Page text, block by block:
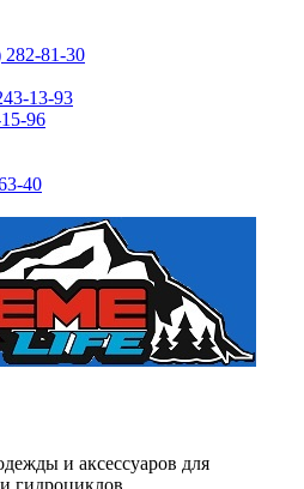
282-81-30
13-93
96
40
и аксессуаров для
гидроциклов.